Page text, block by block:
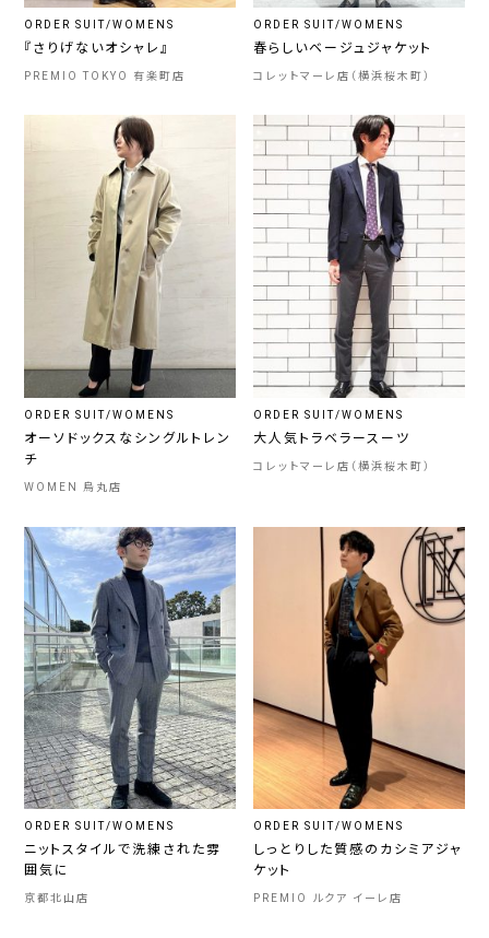
ORDER SUIT/WOMENS
『さりげないオシャレ』
PREMIO TOKYO 有楽町店
ORDER SUIT/WOMENS
春らしいベージュジャケット
コレットマーレ店（横浜桜木町）
ORDER SUIT/WOMENS
オーソドックスなシングルトレン
チ
WOMEN 烏丸店
ORDER SUIT/WOMENS
大人気トラベラースーツ
コレットマーレ店（横浜桜木町）
ORDER SUIT/WOMENS
ニットスタイルで洗練された雰
囲気に
京都北山店
ORDER SUIT/WOMENS
しっとりした質感のカシミアジャ
ケット
PREMIO ルクア イーレ店